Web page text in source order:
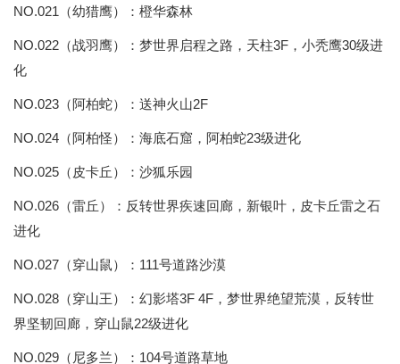
NO.021（幼猎鹰）：橙华森林
NO.022（战羽鹰）：梦世界启程之路，天柱3F，小秃鹰30级进
化
NO.023（阿柏蛇）：送神火山2F
NO.024（阿柏怪）：海底石窟，阿柏蛇23级进化
NO.025（皮卡丘）：沙狐乐园
NO.026（雷丘）：反转世界疾速回廊，新银叶，皮卡丘雷之石
进化
NO.027（穿山鼠）：111号道路沙漠
NO.028（穿山王）：幻影塔3F 4F，梦世界绝望荒漠，反转世
界坚韧回廊，穿山鼠22级进化
NO.029（尼多兰）：104号道路草地